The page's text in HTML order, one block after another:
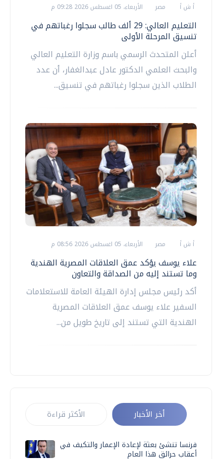
أ ش أ مصر الأربعاء، 05 اغسطس 2026 09:28 م
التعليم العالي: 29 ألف طالب سجلوا رغباتهم في
تنسيق المرحلة الأولى
أعلن المتحدث الرسمي باسم وزارة التعليم العالي
والبحث العلمي الدكتور عادل عبدالغفار، أن عدد
الطلاب الذين سجلوا رغباتهم في تنسيق...
أ ش أ مصر الأربعاء، 05 اغسطس 2026 08:56 م
علاء يوسف يؤكد عمق العلاقات المصرية الهندية
وما تستند إليه من الصداقة والتعاون
أكد رئيس مجلس إدارة الهيئة العامة للاستعلامات
السفير علاء يوسف عمق العلاقات المصرية
الهندية التي تستند إلى تاريخ طويل من...
أخر الأخبار الأكثر قراءة
فرنسا تنشئ بعثة لإعادة الإعمار والتكيف في
أعقاب حرائق هذا العام